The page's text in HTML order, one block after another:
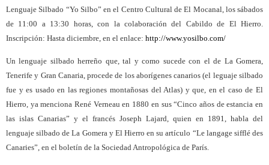
Lenguaje Silbado “Yo Silbo” en el Centro Cultural de El Mocanal, los sábados
de 11:00 a 13:30 horas, con la colaboración del Cabildo de El Hierro.
Inscripción: Hasta diciembre, en el enlace: http://www.yosilbo.com/
Un lenguaje silbado herreño que, tal y como sucede con el de La Gomera,
Tenerife y Gran Canaria, procede de los aborígenes canarios (el leguaje silbado
fue y es usado en las regiones montañosas del Atlas) y que, en el caso de El
Hierro, ya menciona René Verneau en 1880 en sus “Cinco años de estancia en
las islas Canarias” y el francés Joseph Lajard, quien en 1891, habla del
lenguaje silbado de La Gomera y El Hierro en su artículo “Le langage sifflé des
Canaries”, en el boletín de la Sociedad Antropológica de París.